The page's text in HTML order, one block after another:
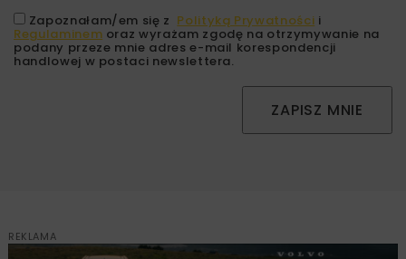
Zapoznałam/em się z Polityką Prywatności i
Regulaminem oraz wyrażam zgodę na otrzymywanie na
podany przeze mnie adres e-mail korespondencji
handlowej w postaci newslettera.
ZAPISZ MNIE
REKLAMA